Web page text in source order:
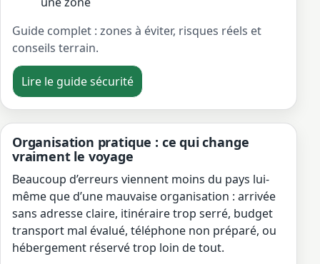
Guide complet : zones à éviter, risques réels et
conseils terrain.
Lire le guide sécurité
Organisation pratique : ce qui change
vraiment le voyage
Beaucoup d’erreurs viennent moins du pays lui-
même que d’une mauvaise organisation : arrivée
sans adresse claire, itinéraire trop serré, budget
transport mal évalué, téléphone non préparé, ou
hébergement réservé trop loin de tout.